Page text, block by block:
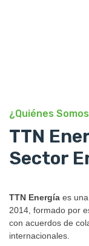
¿Quiénes
TTN
Sector
TTN Energía es
2014, formado por
con acuerdos de
internacionales.